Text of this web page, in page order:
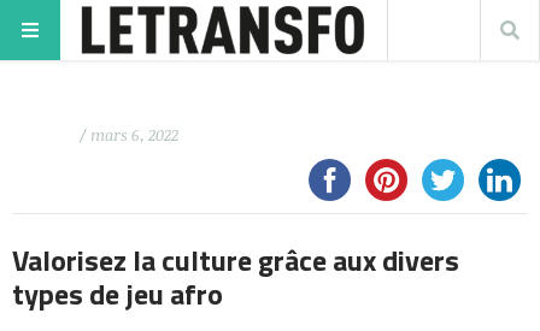
/ mars 6, 2022
Valorisez la culture grâce aux divers
types de jeu afro